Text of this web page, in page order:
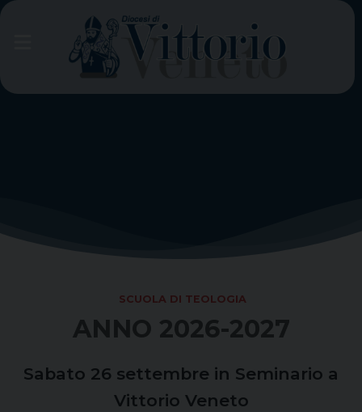
Skip
SCUOLA DI TEOLOGIA
ANNO 2026-2027
Sabato 26 settembre in Seminario a
Vittorio Veneto